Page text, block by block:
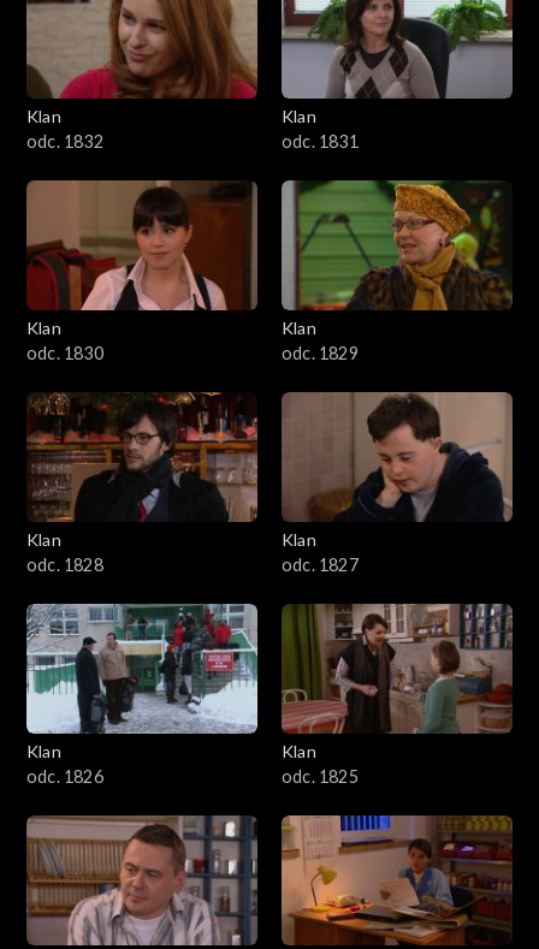
Klan
odc. 1832
Klan
odc. 1831
Klan
odc. 1830
Klan
odc. 1829
Klan
odc. 1828
Klan
odc. 1827
Klan
odc. 1826
Klan
odc. 1825